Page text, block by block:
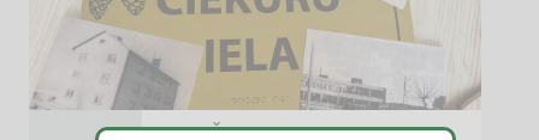
Atklāj Čiekuru ielu no jauna!